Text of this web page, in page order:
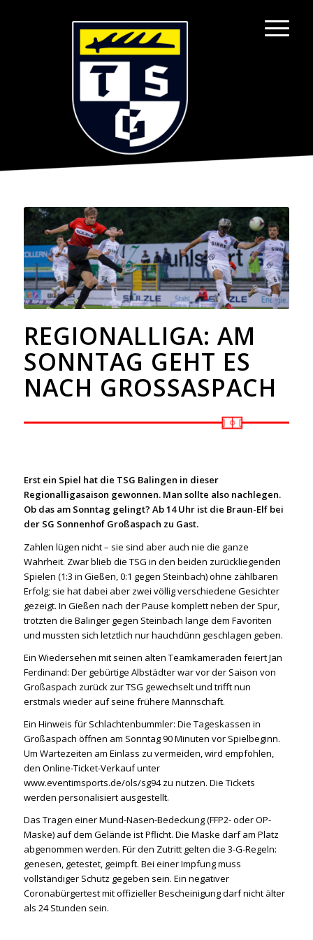
REGIONALLIGA: AM
SONNTAG GEHT ES
NACH GROSSASPACH
Erst ein Spiel hat die TSG Balingen in dieser
Regionalligasaison gewonnen. Man sollte also nachlegen.
Ob das am Sonntag gelingt? Ab 14 Uhr ist die Braun-Elf bei
der SG Sonnenhof Großaspach zu Gast.
Zahlen lügen nicht – sie sind aber auch nie die ganze
Wahrheit. Zwar blieb die TSG in den beiden zurückliegenden
Spielen (1:3 in Gießen, 0:1 gegen Steinbach) ohne zählbaren
Erfolg; sie hat dabei aber zwei völlig verschiedene Gesichter
gezeigt. In Gießen nach der Pause komplett neben der Spur,
trotzten die Balinger gegen Steinbach lange dem Favoriten
und mussten sich letztlich nur hauchdünn geschlagen geben.
Ein Wiedersehen mit seinen alten Teamkameraden feiert Jan
Ferdinand: Der gebürtige Albstädter war vor der Saison von
Großaspach zurück zur TSG gewechselt und trifft nun
erstmals wieder auf seine frühere Mannschaft.
Ein Hinweis für Schlachtenbummler: Die Tageskassen in
Großaspach öffnen am Sonntag 90 Minuten vor Spielbeginn.
Um Wartezeiten am Einlass zu vermeiden, wird empfohlen,
den Online-Ticket-Verkauf unter
www.eventimsports.de/ols/sg94 zu nutzen. Die Tickets
werden personalisiert ausgestellt.
Das Tragen einer Mund-Nasen-Bedeckung (FFP2- oder OP-
Maske) auf dem Gelände ist Pflicht. Die Maske darf am Platz
abgenommen werden. Für den Zutritt gelten die 3-G-Regeln:
genesen, getestet, geimpft. Bei einer Impfung muss
vollständiger Schutz gegeben sein. Ein negativer
Coronabürgertest mit offizieller Bescheinigung darf nicht älter
als 24 Stunden sein.